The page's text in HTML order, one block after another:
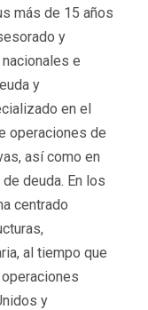
más de 15 años
y
e
y
en el
operaciones de
así como en
deuda. En los
centrado
al tiempo que
y